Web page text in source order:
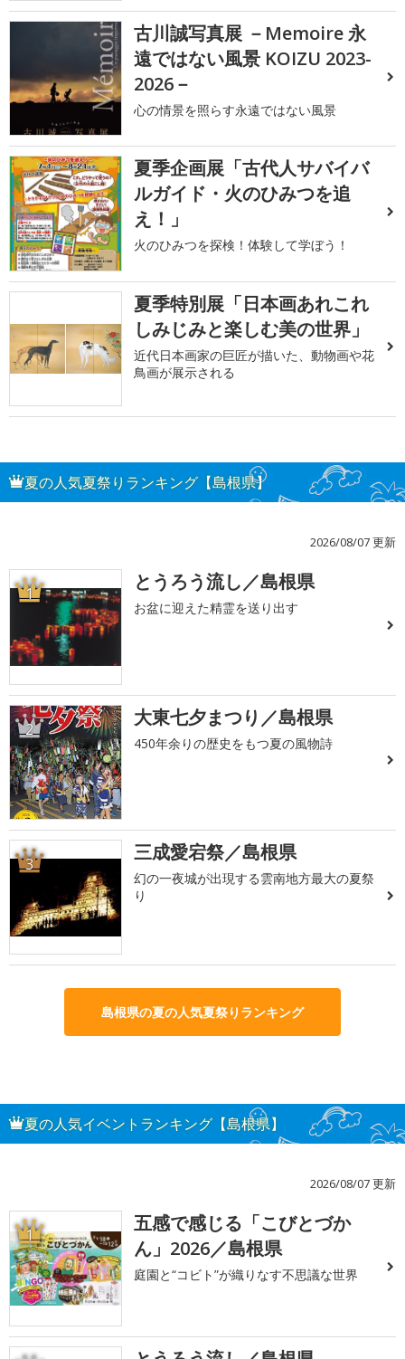
古川誠写真展 －Memoire 永
遠ではない風景 KOIZU 2023-
2026－
心の情景を照らす永遠ではない風景
夏季企画展「古代人サバイバ
ルガイド・火のひみつを追
え！」
火のひみつを探検！体験して学ぼう！
夏季特別展「日本画あれこれ
しみじみと楽しむ美の世界」
近代日本画家の巨匠が描いた、動物画や花
鳥画が展示される
夏の人気夏祭りランキング【島根県】
2026/08/07 更新
1 とうろう流し／島根県
お盆に迎えた精霊を送り出す
2 大東七夕まつり／島根県
450年余りの歴史をもつ夏の風物詩
3 三成愛宕祭／島根県
幻の一夜城が出現する雲南地方最大の夏祭
り
島根県の夏の人気夏祭りランキング
夏の人気イベントランキング【島根県】
2026/08/07 更新
1
五感で感じる「こびとづか
ん」2026／島根県
庭園と“コビト”が織りなす不思議な世界